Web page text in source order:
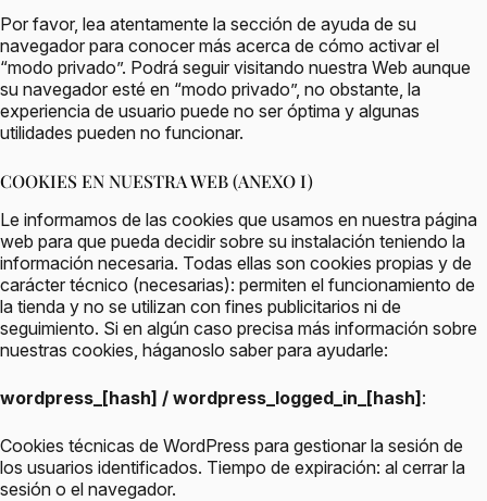
Por favor, lea atentamente la sección de ayuda de su
navegador para conocer más acerca de cómo activar el
“modo privado”. Podrá seguir visitando nuestra Web aunque
su navegador esté en “modo privado”, no obstante, la
experiencia de usuario puede no ser óptima y algunas
utilidades pueden no funcionar.
COOKIES EN NUESTRA WEB (ANEXO I)
Le informamos de las cookies que usamos en nuestra página
web para que pueda decidir sobre su instalación teniendo la
información necesaria. Todas ellas son cookies propias y de
carácter técnico (necesarias): permiten el funcionamiento de
la tienda y no se utilizan con fines publicitarios ni de
seguimiento. Si en algún caso precisa más información sobre
nuestras cookies, háganoslo saber para ayudarle:
wordpress_[hash] / wordpress_logged_in_[hash]:
Cookies técnicas de WordPress para gestionar la sesión de
los usuarios identificados. Tiempo de expiración: al cerrar la
sesión o el navegador.